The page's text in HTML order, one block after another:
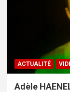
ACTUALITÉ
Adèle